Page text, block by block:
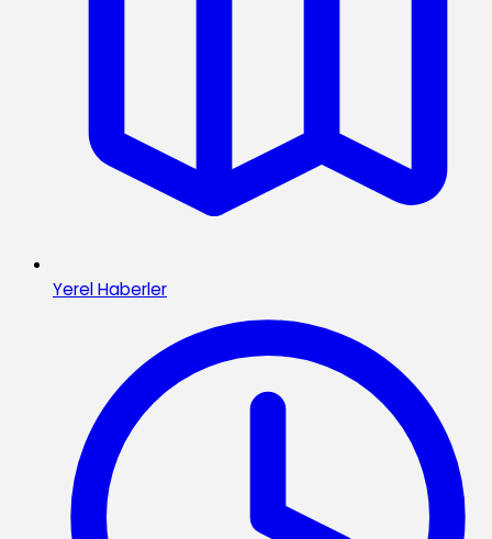
Yerel Haberler